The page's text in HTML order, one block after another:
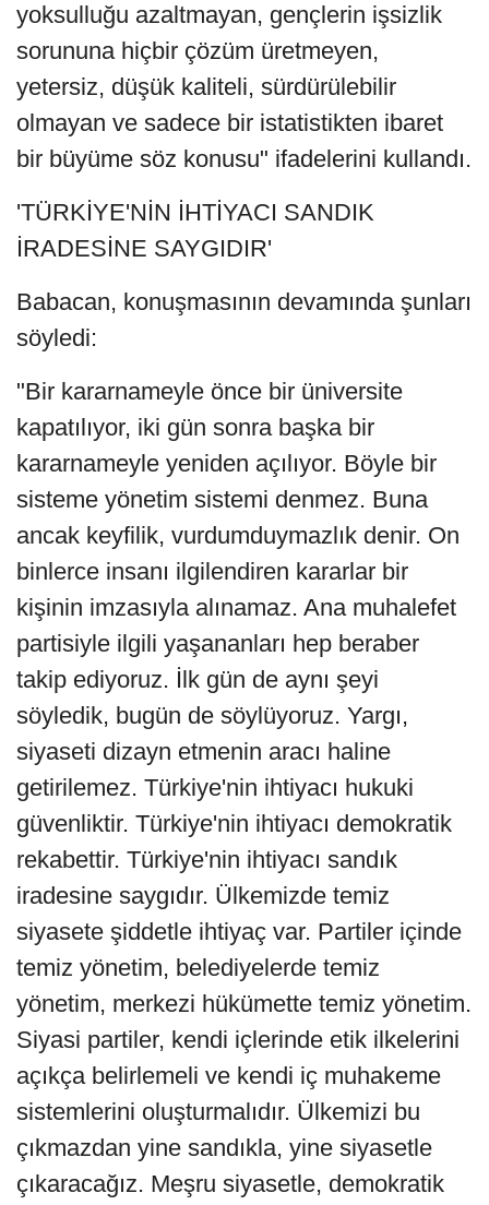
yoksulluğu azaltmayan, gençlerin işsizlik
sorununa hiçbir çözüm üretmeyen,
yetersiz, düşük kaliteli, sürdürülebilir
olmayan ve sadece bir istatistikten ibaret
bir büyüme söz konusu" ifadelerini kullandı.
'TÜRKİYE'NİN İHTİYACI SANDIK
İRADESİNE SAYGIDIR'
Babacan, konuşmasının devamında şunları
söyledi:
"Bir kararnameyle önce bir üniversite
kapatılıyor, iki gün sonra başka bir
kararnameyle yeniden açılıyor. Böyle bir
sisteme yönetim sistemi denmez. Buna
ancak keyfilik, vurdumduymazlık denir. On
binlerce insanı ilgilendiren kararlar bir
kişinin imzasıyla alınamaz. Ana muhalefet
partisiyle ilgili yaşananları hep beraber
takip ediyoruz. İlk gün de aynı şeyi
söyledik, bugün de söylüyoruz. Yargı,
siyaseti dizayn etmenin aracı haline
getirilemez. Türkiye'nin ihtiyacı hukuki
güvenliktir. Türkiye'nin ihtiyacı demokratik
rekabettir. Türkiye'nin ihtiyacı sandık
iradesine saygıdır. Ülkemizde temiz
siyasete şiddetle ihtiyaç var. Partiler içinde
temiz yönetim, belediyelerde temiz
yönetim, merkezi hükümette temiz yönetim.
Siyasi partiler, kendi içlerinde etik ilkelerini
açıkça belirlemeli ve kendi iç muhakeme
sistemlerini oluşturmalıdır. Ülkemizi bu
çıkmazdan yine sandıkla, yine siyasetle
çıkaracağız. Meşru siyasetle, demokratik